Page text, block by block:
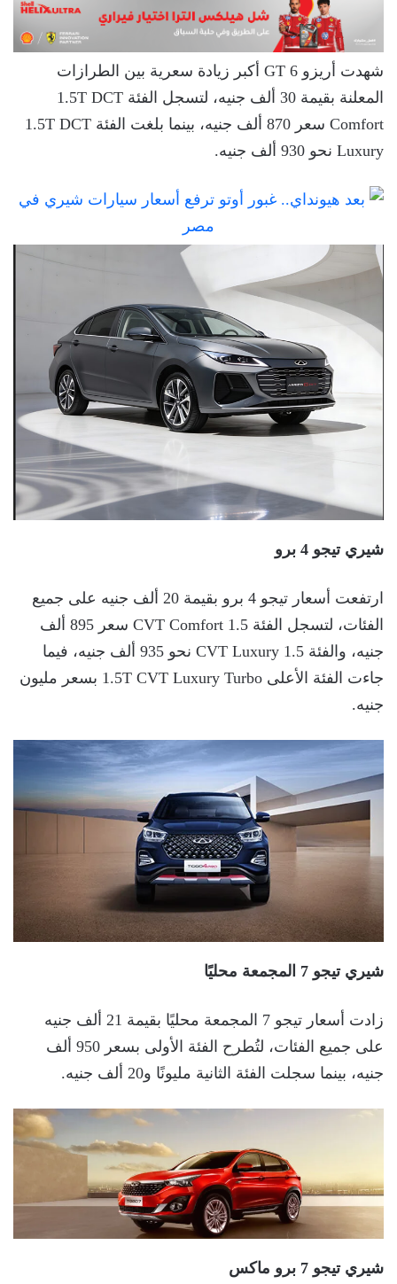
شهدت أريزو 6 GT أكبر زيادة سعرية بين الطرازات
المعلنة بقيمة 30 ألف جنيه، لتسجل الفئة 1.5T DCT
Comfort سعر 870 ألف جنيه، بينما بلغت الفئة 1.5T DCT
Luxury نحو 930 ألف جنيه.
شيري تيجو 4 برو
ارتفعت أسعار تيجو 4 برو بقيمة 20 ألف جنيه على جميع
الفئات، لتسجل الفئة 1.5 CVT Comfort سعر 895 ألف
جنيه، والفئة 1.5 CVT Luxury نحو 935 ألف جنيه، فيما
جاءت الفئة الأعلى 1.5T CVT Luxury Turbo بسعر مليون
جنيه.
شيري تيجو 7 المجمعة محليًا
زادت أسعار تيجو 7 المجمعة محليًا بقيمة 21 ألف جنيه
على جميع الفئات، لتُطرح الفئة الأولى بسعر 950 ألف
جنيه، بينما سجلت الفئة الثانية مليونًا و20 ألف جنيه.
شيري تيجو 7 برو ماكس